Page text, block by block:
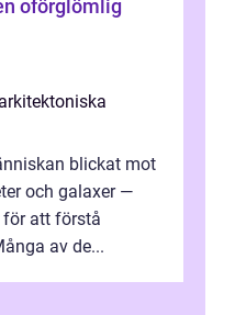
oförglömlig
blickat mot
och galaxer —
för att förstå
av de...